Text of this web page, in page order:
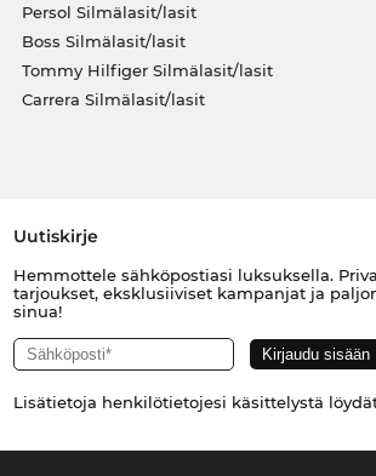
Persol Silmälasit/lasit
Boss Silmälasit/lasit
Tommy Hilfiger Silmälasit/lasit
Carrera Silmälasit/lasit
Uutiskirje
Hemmottele sähköpostiasi luksuksella.
tarjoukset, eksklusiiviset kampanjat ja
sinua!
Lisätietoja henkilötietojesi käsittelystä